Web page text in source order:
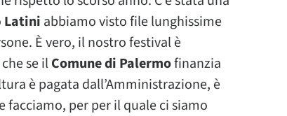
Latini abbiamo visto file lunghissime
È vero, il nostro festival è
se ilComune di Palermofinanzia
è pagata dall’Amministrazione, è
facciamo, per per il quale ci siamo